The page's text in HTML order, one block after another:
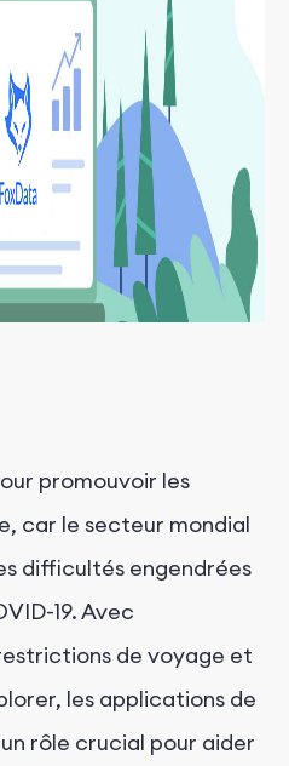
promouvoir les
car le secteur mondial
difficultés engendrées
19. Avec
de voyage et
les applications de
rôle crucial pour aider